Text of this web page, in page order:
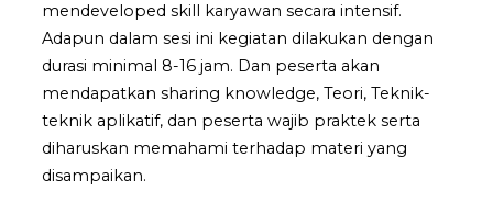
mendeveloped skill karyawan secara intensif.
Adapun dalam sesi ini kegiatan dilakukan dengan
durasi minimal 8-16 jam. Dan peserta akan
mendapatkan sharing knowledge, Teori, Teknik-
teknik aplikatif, dan peserta wajib praktek serta
diharuskan memahami terhadap materi yang
disampaikan.